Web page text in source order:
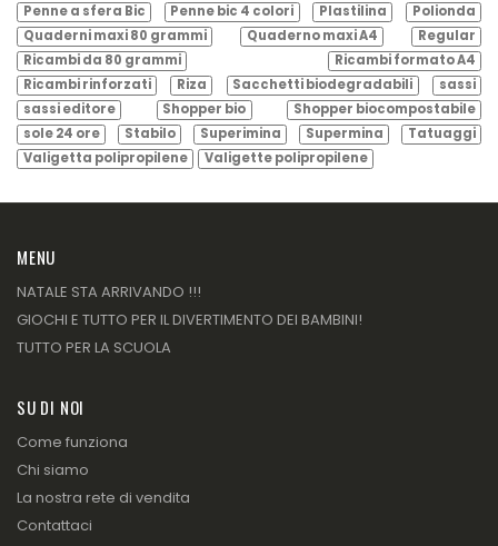
Penne a sfera Bic
Penne bic 4 colori Plastilina
Polionda
Quaderni maxi 80 grammi
Quaderno maxi A4
Regular
Ricambi da 80 grammi
Ricambi formato A4
Ricambi rinforzati
Riza Sacchetti biodegradabili
sassi
sassi editore
Shopper bio
Shopper biocompostabile
sole 24 ore
Stabilo Superimina Supermina
Tatuaggi
Valigetta polipropilene
Valigette polipropilene
MENU
NATALE STA ARRIVANDO !!!
GIOCHI E TUTTO PER IL DIVERTIMENTO DEI BAMBINI!
TUTTO PER LA SCUOLA
SU DI NOI
Come funziona
Chi siamo
La nostra rete di vendita
Contattaci